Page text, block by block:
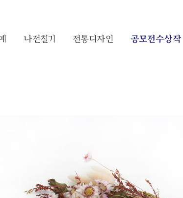
나전칠기 전통디자인 공모전수상작